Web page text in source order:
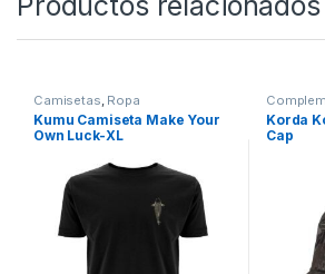
SKU:4000000014142
Camisetas,Ropa